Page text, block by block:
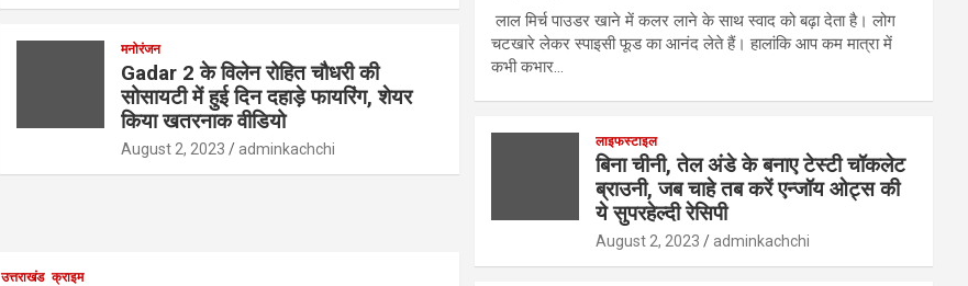
मनोरंजन
Gadar 2 के विलेन रोहित चौधरी की
सोसायटी में हुई दिन दहाड़े फायरिंग, शेयर
किया खतरनाक वीडियो
August 2, 2023 adminkachchi
उत्तराखंड क्राइम
लाल मिर्च पाउडर खाने में कलर लाने के साथ स्वाद को बढ़ा देता है। लोग
चटखारे लेकर स्पाइसी फूड का आनंद लेते हैं। हालांकि आप कम मात्रा में
कभी कभार…
लाइफस्टाइल
बिना चीनी, तेल अंडे के बनाए टेस्टी चॉकलेट
ब्राउनी, जब चाहे तब करें एन्जॉय ओट्स की
ये सुपरहेल्दी रेसिपी
August 2, 2023 adminkachchi